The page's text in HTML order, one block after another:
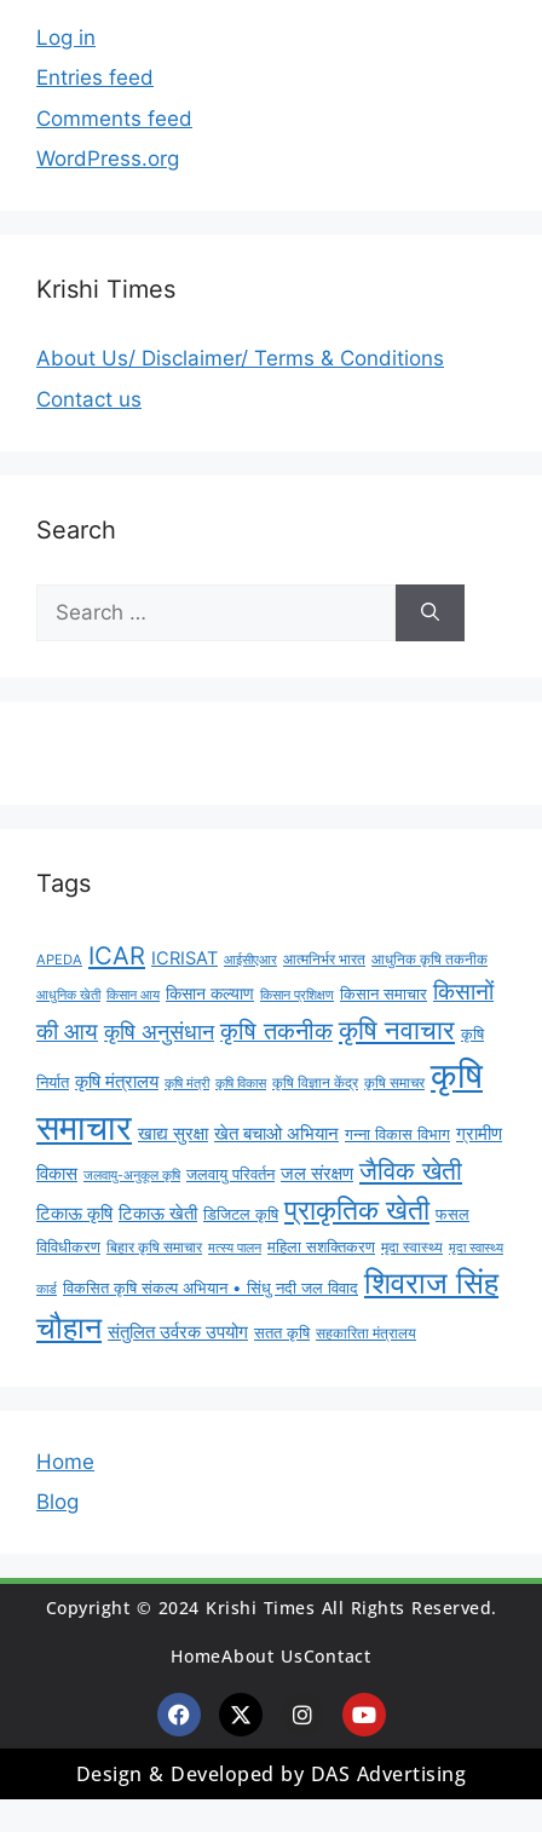
Log in
Entries feed
Comments feed
WordPress.org
Krishi Times
About Us/ Disclaimer/ Terms & Conditions
Contact us
Search
Tags
APEDA ICAR ICRISAT आईसीएआर आत्मनिर्भर भारत आधुनिक कृषि तकनीक
आधुनिक खेती किसान आय किसान कल्याण किसान प्रशिक्षण किसान समाचार किसानों
की आय कृषि अनुसंधान कृषि तकनीक कृषि नवाचार कृषि
निर्यात कृषि मंत्रालय कृषि मंत्री कृषि विकास कृषि विज्ञान केंद्र कृषि समाचर कृषि
समाचार खाद्य सुरक्षा खेत बचाओ अभियान गन्ना विकास विभाग ग्रामीण
विकास जलवायु-अनुकूल कृषि जलवायु परिवर्तन जल संरक्षण जैविक खेती
टिकाऊ कृषि टिकाऊ खेती डिजिटल कृषि प्राकृतिक खेती फसल
विविधीकरण बिहार कृषि समाचार मत्स्य पालन महिला सशक्तिकरण मृदा स्वास्थ्य मृदा स्वास्थ्य
कार्ड विकसित कृषि संकल्प अभियान • सिंधु नदी जल विवाद शिवराज सिंह
चौहान संतुलित उर्वरक उपयोग सतत कृषि सहकारिता मंत्रालय
Home
Blog
Copyright © 2024 Krishi Times All Rights Reserved.
HomeAbout UsContact
Design & Developed by DAS Advertising